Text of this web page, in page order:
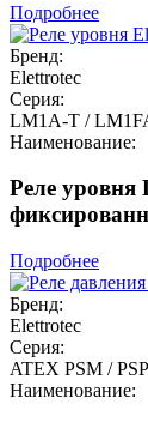
Подробнее
Бренд:
Elettrotec
Серия:
LM1A-T /
Наименование:
Реле
Подробнее
Бренд:
Elettrotec
Серия:
ATEX PSM / PSP
Наименование: